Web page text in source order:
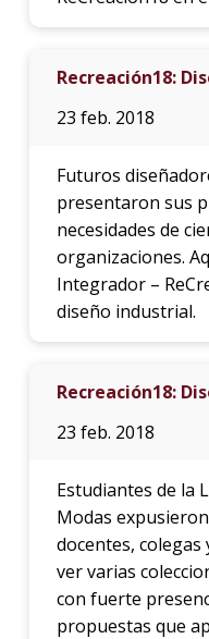
Recreación18:
23 feb. 2018
Futuros
presentaron sus
necesidades de
organizaciones.
Integrador –
diseño industrial.
Recreación18:
23 feb. 2018
Estudiantes de la
Modas
docentes,
ver varias
con fuerte
propuestas que